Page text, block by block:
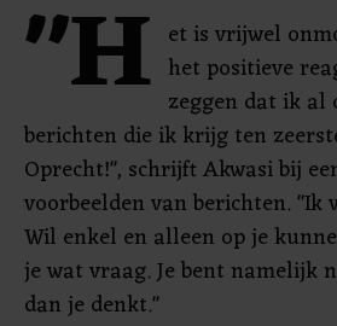
"H et is vrijwel
het positieve
zeggen dat ik al
berichten die ik krijg ten
Oprecht!", schrijft Akwasi bij
voorbeelden van berichten. "Ik
Wil enkel en alleen op je
je wat vraag. Je bent namelijk
dan je denkt."